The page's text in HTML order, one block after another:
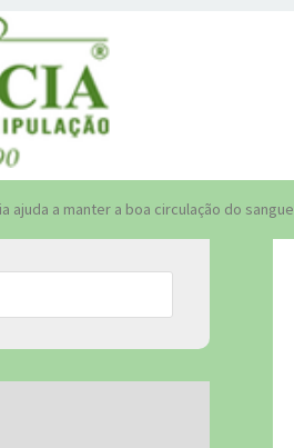
ajuda a manter a boa circulação do sangue